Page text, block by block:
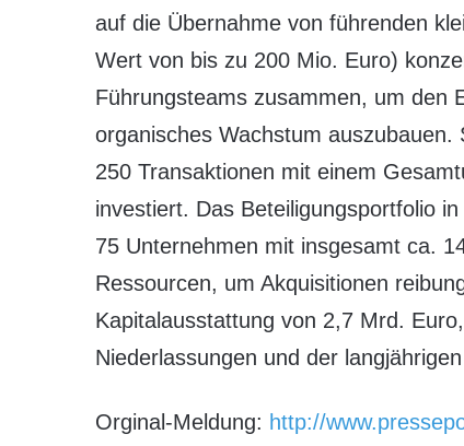
auf die Übernahme von führenden
Wert von bis zu 200 Mio. Euro)
Führungsteams zusammen, um den
organisches Wachstum
250 Transaktionen mit einem
investiert. Das Beteiligungsportfolio
75 Unternehmen mit insgesamt ca.
Ressourcen, um Akquisitionen
Kapitalausstattung von 2,7 Mrd.
Niederlassungen und der
Orginal-Meldung: http://